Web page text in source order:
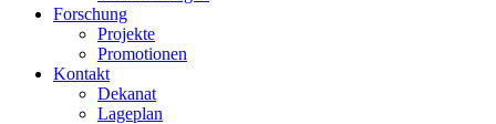
Forschung
Projekte
Promotionen
Kontakt
Dekanat
Lageplan